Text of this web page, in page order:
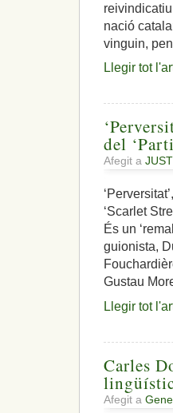
nació
vinguin,
Llegir tot
del
Afegit a
‘Scarlet
És un
guionista,
Gustau
Llegir tot
Carles
Afegit a